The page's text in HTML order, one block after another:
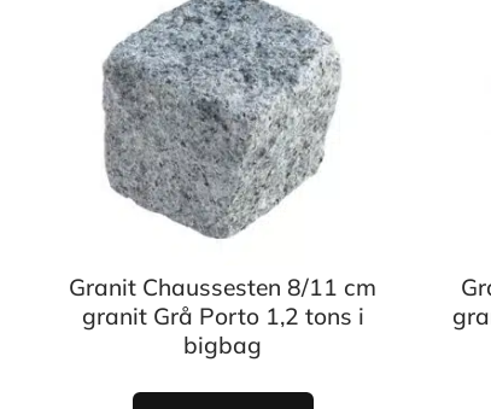
Granit Chaussesten 8/11 cm
granit Grå Porto 1,2 tons i
bigbag